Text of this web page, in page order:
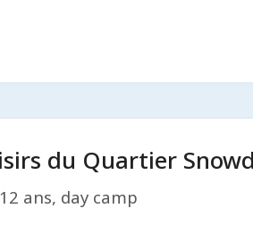
du Quartier
ans, day camp